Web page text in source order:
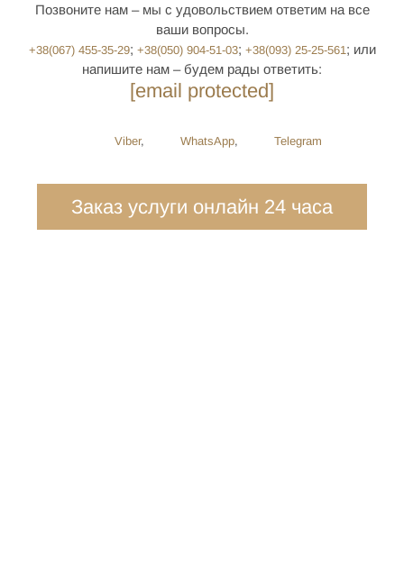
Позвоните нам – мы с удовольствием ответим на все
ваши вопросы.
+38(‎067) 455-35-29; ‎ +38(‎050) 904-51-03; +38(‎093) 25-25-561 ; или
напишите нам – будем рады ответить:
[email protected]
Viber, WhatsApp, Telegram
Заказ услуги онлайн 24 часа